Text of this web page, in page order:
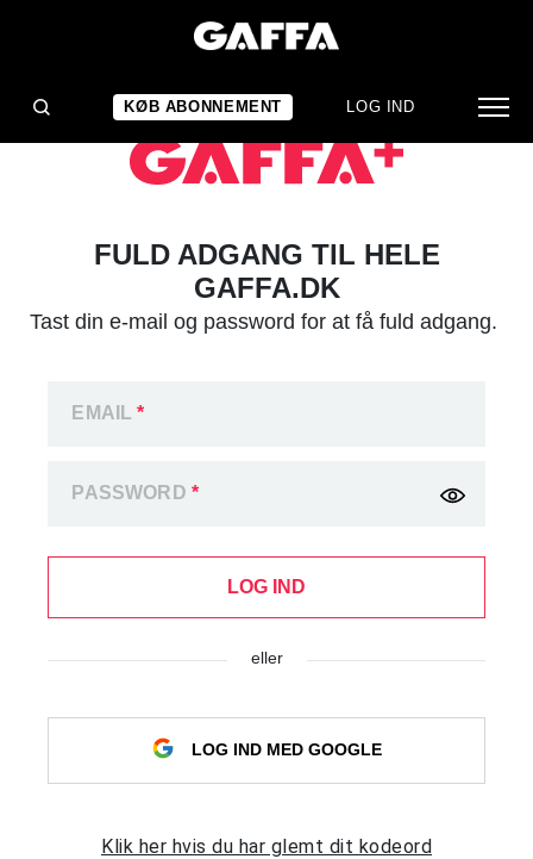
KØB ABONNEMENT LOG IND
FULD ADGANG TIL HELE
GAFFA.DK
Tast din e-mail og password for at få fuld adgang.
EMAIL*
PASSWORD *
LOG IND
eller
LOG IND MED GOOGLE
Klik her hvis du har glemt dit kodeord